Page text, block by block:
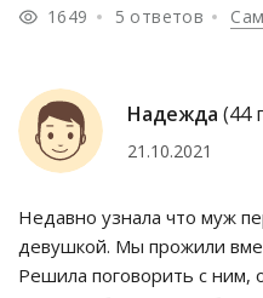
1649 5 ответов
Надежда (44
21.10.2021
Недавно узнала что муж
девушкой. Мы прожили
Решила поговорить с ним,